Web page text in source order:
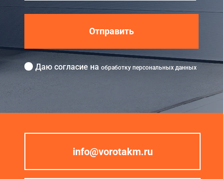
Отправить
Даю согласие на обработку персональных данных
info@vorotakm.ru